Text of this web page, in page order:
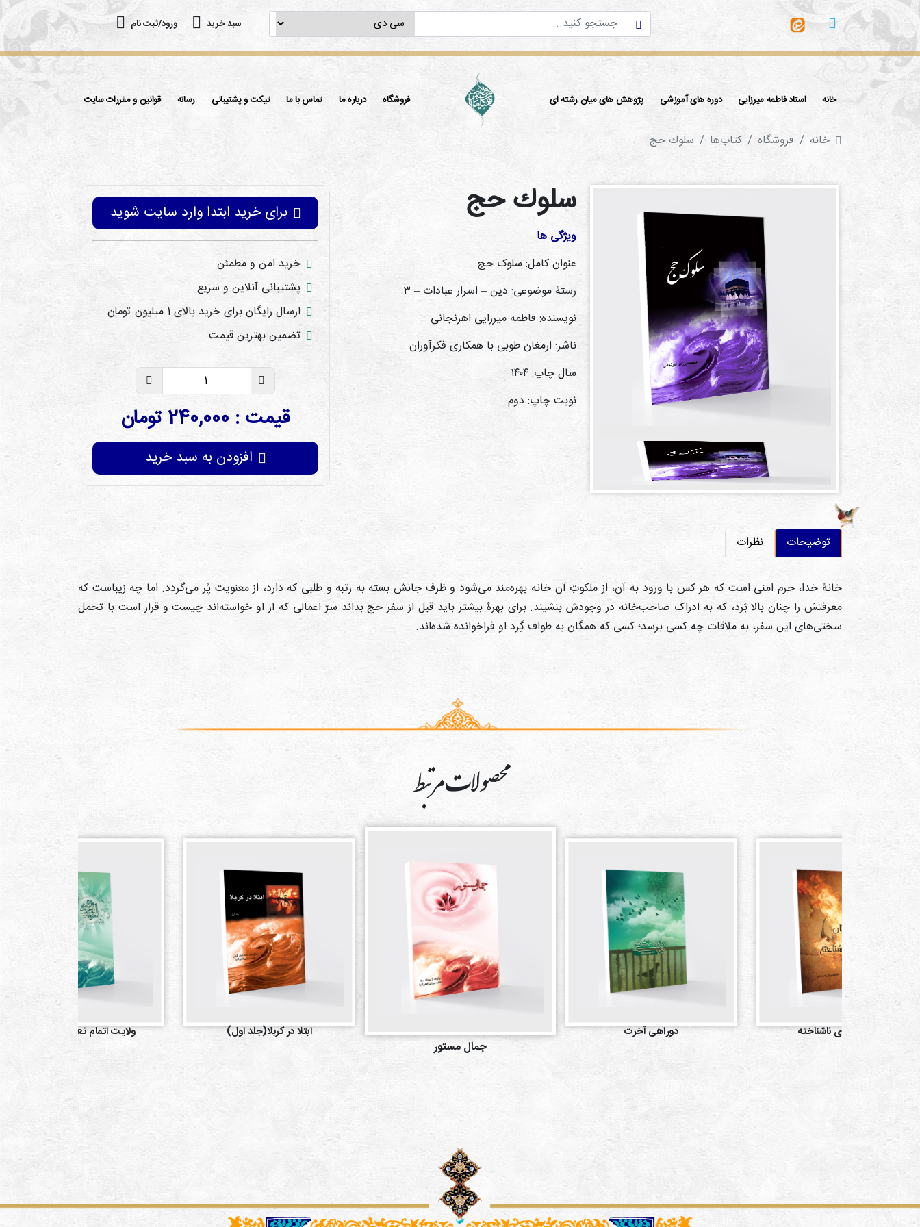
سبد خرید ورود/ثبت نام
خانه استاد فاطمه میرزایی دوره های آموزشی پژوهش های میان رشته ای فروشگاه درباره ما تماس با ما تیکت و پشتیبانی رسانه قوانین و مقررات سایت
خانه فروشگاه کتاب‌ها‌ سلوك حج
سلوك حج
ویژگی ها
عنوان کامل: سلوک حج
رستۀ موضوعی: دین – اسرار عبادات – ۳
نویسنده: فاطمه میرزایی اهرنجانی
ناشر: ارمغان طوبی با همکاری فکرآوران
سال چاپ: ۱۴۰۴
نوبت چاپ: دوم
.
برای خرید ابتدا وارد سایت شوید
خرید امن و مطمئن
پشتیبانی آنلاین و سریع
ارسال رایگان برای خرید بالای 1 میلیون تومان
تضمین بهترین قیمت
قیمت : 240,000 تومان
افزودن به سبد خرید
توضیحات نظرات
خانۀ خدا، حرم امنی است که هر کس با ورود به آن، از ملکوتِ آن خانه بهره‌مند می‌شود و ظرف جانش بسته به رتبه و طلبی که دارد، از معنویت پُر می‌گردد. اما چه زیباست که
معرفتش را چنان بالا بَرد، که به ادراک صاحب‌خانه در وجودش بنشیند. برای بهرۀ بیشتر باید قبل از سفر حج بداند سرّ اعمالی که از او خواسته‌اند چیست و قرار است با تحمل
سختی‌های این سفر، به ملاقات چه کسی برسد؛ کسی که همگان به طواف گِرد او فراخوانده شده‌اند.
محصولات مرتبط
شیطان آشنای ناشناخته دوراهی آخرت
جمال مستور
ابتلا در کربلا(جلد اول) ولایت اتمام نعمت(جلد اول)